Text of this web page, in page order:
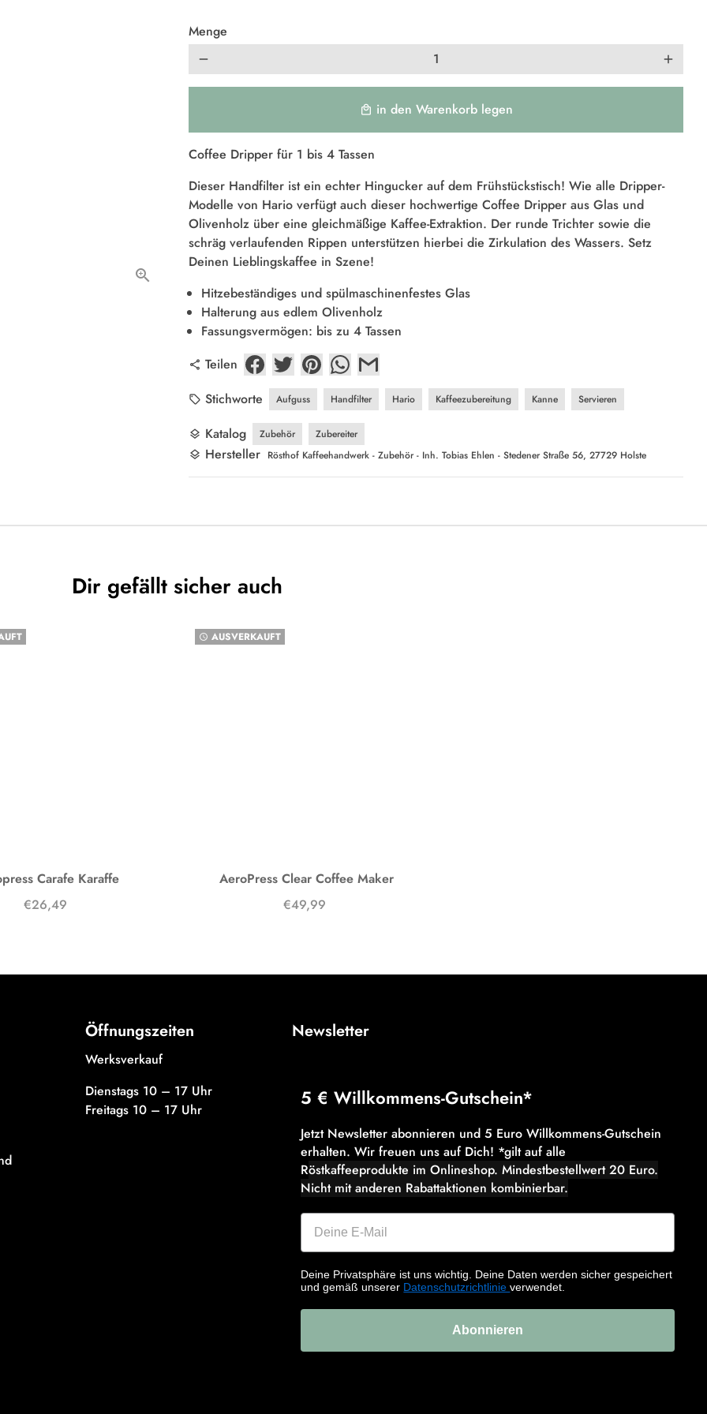
Menge
remove add
local_mall in den Warenkorb legen
Coffee Dripper für 1 bis 4 Tassen
Dieser Handfilter ist ein echter Hingucker auf dem Frühstückstisch! Wie alle Dripper-
Modelle von Hario verfügt auch dieser hochwertige Coffee Dripper aus Glas und
Olivenholz über eine gleichmäßige Kaffee-Extraktion. Der runde Trichter sowie die
schräg verlaufenden Rippen unterstützen hierbei die Zirkulation des Wassers. Setz
Deinen Lieblingskaffee in Szene!
Hitzebeständiges und spülmaschinenfestes Glas
Halterung aus edlem Olivenholz
Fassungsvermögen: bis zu 4 Tassen
share Teilen
local_offer Stichworte Aufguss Handfilter Hario Kaffeezubereitung Kanne Servieren
layers Katalog Zubehör Zubereiter
layers Hersteller Rösthof Kaffeehandwerk - Zubehör - Inh. Tobias Ehlen - Stedener Straße 56, 27729 Holste
Dir gefällt sicher auch
Carafe Karaffe
€26,49
watch_later AUSVERKAUFT
AeroPress Clear Coffee Maker
€49,99
Öffnungszeiten
Werksverkauf
Dienstags 10 – 17 Uhr
Freitags 10 – 17 Uhr
Newsletter
5 € Willkommens-Gutschein*
Jetzt Newsletter abonnieren und 5 Euro Willkommens-Gutschein
erhalten. Wir freuen uns auf Dich! *gilt auf alle
Röstkaffeeprodukte im Onlineshop. Mindestbestellwert 20 Euro.
Nicht mit anderen Rabattaktionen kombinierbar.
Deine Privatsphäre ist uns wichtig. Deine Daten werden sicher gespeichert
und gemäß unserer Datenschutzrichtlinieverwendet.
Abonnieren